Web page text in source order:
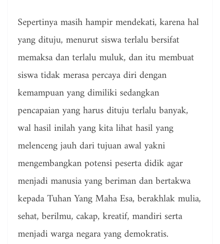
Sepertinya masih hampir mendekati, karena hal
yang dituju, menurut siswa terlalu bersifat
memaksa dan terlalu muluk, dan itu membuat
siswa tidak merasa percaya diri dengan
kemampuan yang dimiliki sedangkan
pencapaian yang harus dituju terlalu banyak,
wal hasil inilah yang kita lihat hasil yang
melenceng jauh dari tujuan awal yakni
mengembangkan potensi peserta didik agar
menjadi manusia yang beriman dan bertakwa
kepada Tuhan Yang Maha Esa, berakhlak mulia,
sehat, berilmu, cakap, kreatif, mandiri serta
menjadi warga negara yang demokratis.